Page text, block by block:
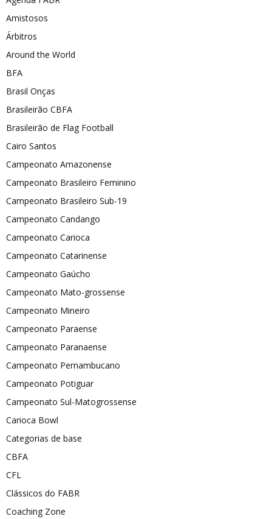
Amistosos
Árbitros
Around the World
BFA
Brasil Onças
Brasileirão CBFA
Brasileirão de Flag Football
Cairo Santos
Campeonato Amazonense
Campeonato Brasileiro Feminino
Campeonato Brasileiro Sub-19
Campeonato Candango
Campeonato Carioca
Campeonato Catarinense
Campeonato Gaúcho
Campeonato Mato-grossense
Campeonato Mineiro
Campeonato Paraense
Campeonato Paranaense
Campeonato Pernambucano
Campeonato Potiguar
Campeonato Sul-Matogrossense
Carioca Bowl
Categorias de base
CBFA
CFL
Clássicos do FABR
Coaching Zone